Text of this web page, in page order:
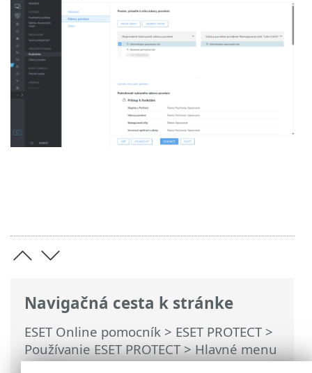
Navigačná cesta k stránke
ESET Online pomocník > ESET PROTECT>
Používanie ESET PROTECT>Hlavné menu
ESET PROTECT>Viac>Prístupové práva>